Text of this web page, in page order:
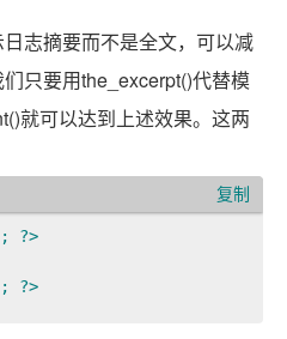
志摘要而不是全文，可以减
只要用the_excerpt()代替模
就可以达到上述效果。这两
?>
?>
复制